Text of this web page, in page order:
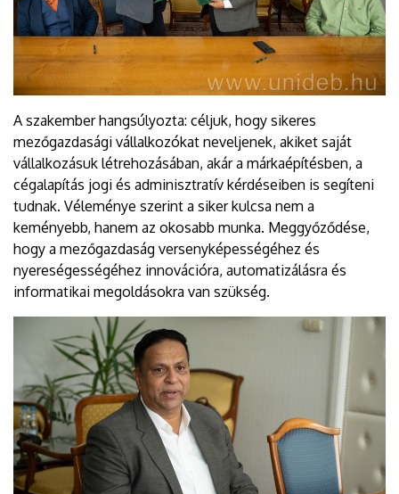
A szakember hangsúlyozta: céljuk, hogy sikeres
mezőgazdasági vállalkozókat neveljenek, akiket saját
vállalkozásuk létrehozásában, akár a márkaépítésben, a
cégalapítás jogi és adminisztratív kérdéseiben is segíteni
tudnak. Véleménye szerint a siker kulcsa nem a
keményebb, hanem az okosabb munka. Meggyőződése,
hogy a mezőgazdaság versenyképességéhez és
nyereségességéhez innovációra, automatizálásra és
informatikai megoldásokra van szükség.